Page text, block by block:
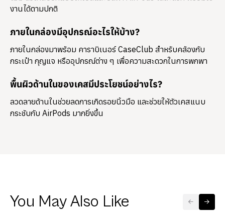
งานได้ตามปกติ
ภายในกล่องมีอุปกรณ์อะไรให้บ้าง?
ภายในกล่องมาพร้อม คาราบิเนอร์ CaseClub สำหรับคล้องกับ
กระเป๋า กุญแจ หรืออุปกรณ์ต่าง ๆ เพื่อความสะดวกในการพกพา
พื้นผิวด้านในของเคสมีประโยชน์อย่างไร?
ลวดลายด้านในช่วยลดการเกิดรอยนิ้วมือ และช่วยให้ตัวเคสแนบ
กระชับกับ AirPods มากยิ่งขึ้น
You May Also Like